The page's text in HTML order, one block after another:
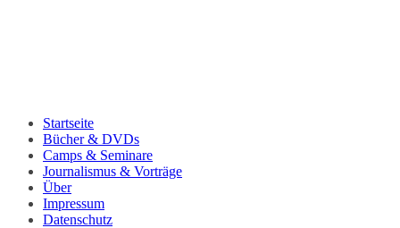
Startseite
Bücher & DVDs
Camps & Seminare
Journalismus & Vorträge
Über
Impressum
Datenschutz